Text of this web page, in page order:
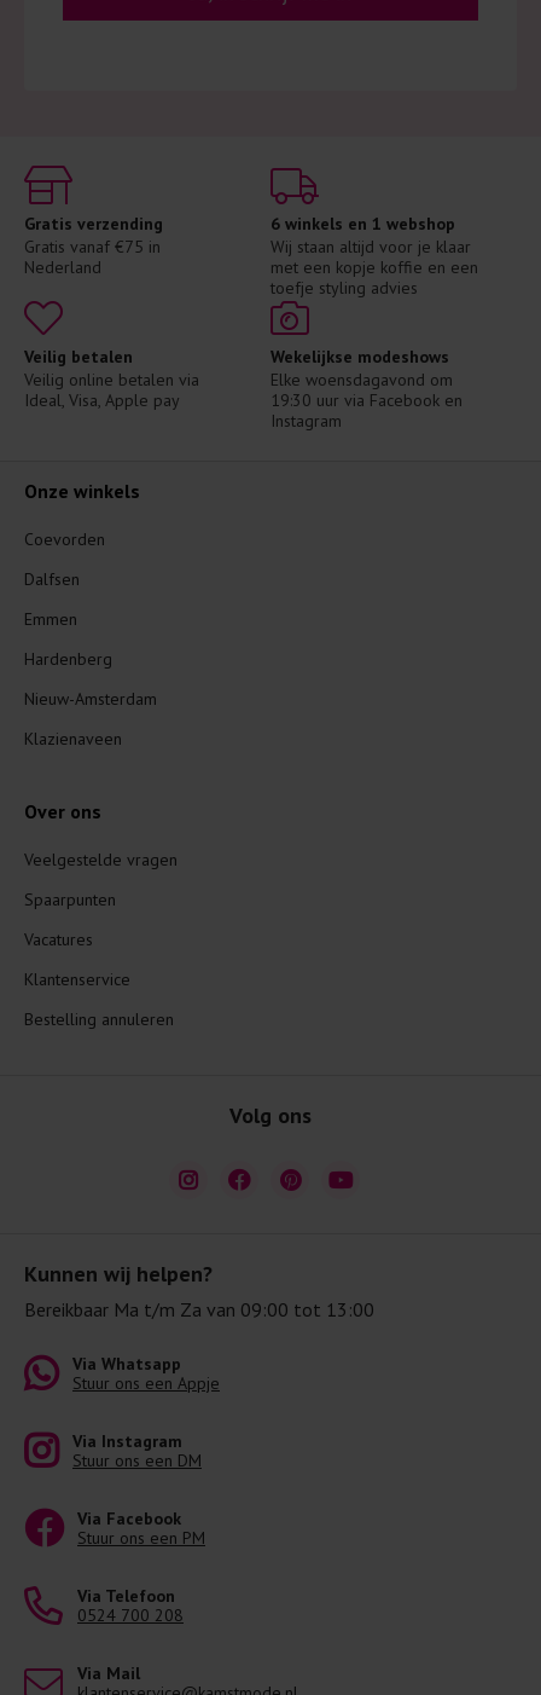
Gratis verzending
Gratis vanaf €75 in
Nederland
6 winkels en 1 webshop
Wij staan altijd voor je klaar
met een kopje koffie en een
toefje styling advies
Veilig betalen
Veilig online betalen via
Ideal, Visa, Apple pay
Wekelijkse modeshows
Elke woensdagavond om
19:30 uur via Facebook en
Instagram
Kunnen wij helpen?
Bereikbaar Ma t/m Za van 09:00 tot 13:00
Via Whatsapp
Stuur ons een Appje
Via Instagram
Stuur ons een DM
Via Facebook
Stuur ons een PM
Via Telefoon
0524 700 208
Via Mail
Onze winkels
Coevorden
Dalfsen
Emmen
Hardenberg
Nieuw-Amsterdam
Klazienaveen
Over ons
Veelgestelde vragen
Spaarpunten
Vacatures
Klantenservice
Bestelling annuleren
Volg ons